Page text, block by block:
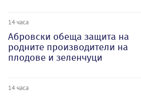
14 часа
Абровски обеща защита на
родните производители на
плодове и зеленчуци
14 часа